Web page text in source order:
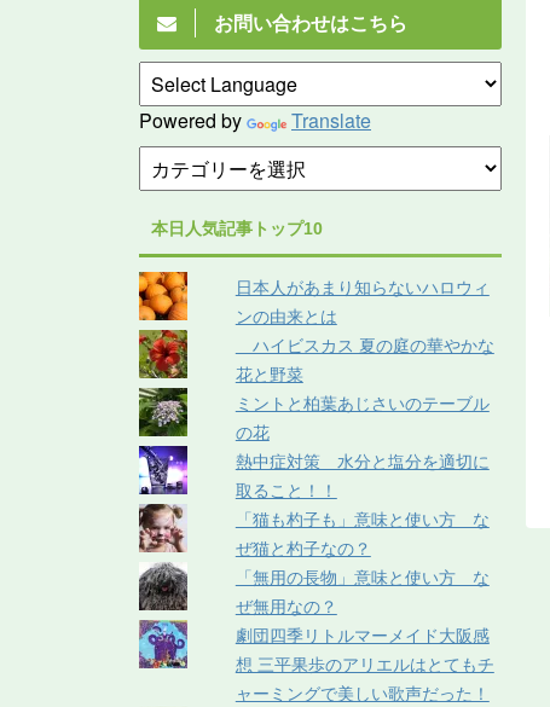
お問い合わせはこちら
Powered by Translate
本日人気記事トップ10
日本人があまり知らないハロウィ
ンの由来とは
ハイビスカス 夏の庭の華やかな
花と野菜
ミントと柏葉あじさいのテーブル
の花
熱中症対策 水分と塩分を適切に
取ること！！
「猫も杓子も」意味と使い方 な
ぜ猫と杓子なの？
「無用の長物」意味と使い方 な
ぜ無用なの？
劇団四季リトルマーメイド大阪感
想 三平果歩のアリエルはとてもチ
ャーミングで美しい歌声だった！